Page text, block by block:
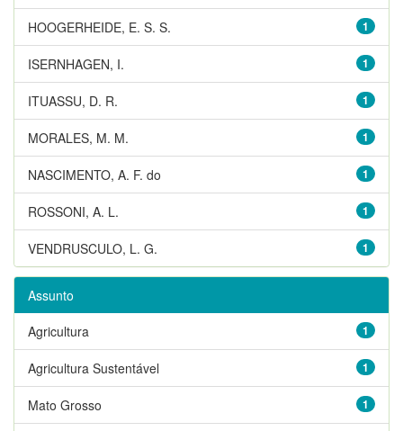
1
HOOGERHEIDE, E. S. S.
1
ISERNHAGEN, I.
1
ITUASSU, D. R.
1
MORALES, M. M.
1
NASCIMENTO, A. F. do
1
ROSSONI, A. L.
1
VENDRUSCULO, L. G.
Assunto
1
Agricultura
1
Agricultura Sustentável
1
Mato Grosso